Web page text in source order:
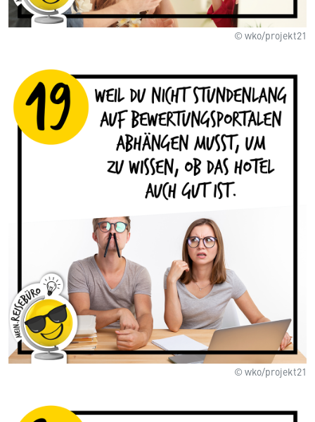
© wko/projekt21
© wko/projekt21